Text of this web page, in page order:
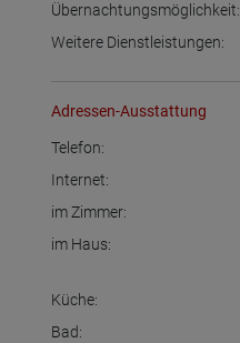
Übernachtungsmöglichkeit:
Weitere Dienstleistungen:
Adressen-Ausstattung
Telefon:
Internet:
im Zimmer:
im Haus:
Küche:
Bad: